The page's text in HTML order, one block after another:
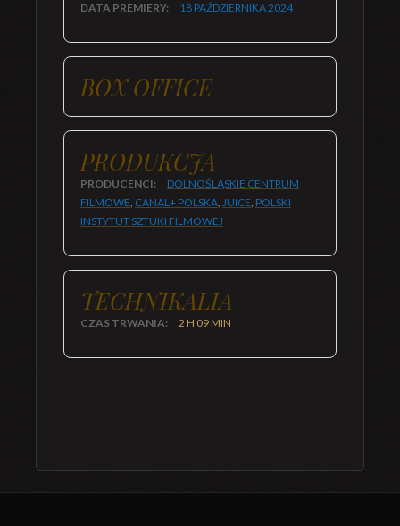
DATA PREMIERY: 18 PAŹDZIERNIKA2024
BOX OFFICE
PRODUKCJA
PRODUCENCI:
DOLNOŚLĄSKIE CENTRUM
FILMOWE, CANAL+ POLSKA, JUICE, POLSKI
INSTYTUT SZTUKI FILMOWEJ
TECHNIKALIA
CZAS TRWANIA: 2 H 09 MIN